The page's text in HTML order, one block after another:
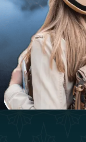
Termini E Condizioni
Diventa Un Partner
Our Team